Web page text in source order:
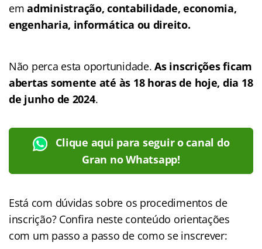
emadministração, contabilidade, economia,
engenharia, informática ou direito.
Não perca esta oportunidade.As inscrições ficam
abertas somente até às 18 horas de hoje, dia 18
de junho de 2024.
Clique aqui para seguir o canal do
Gran no Whatsapp!
Está com dúvidas sobre os procedimentos de
inscrição? Confira neste conteúdo orientações
com um passo a passo de como se inscrever: